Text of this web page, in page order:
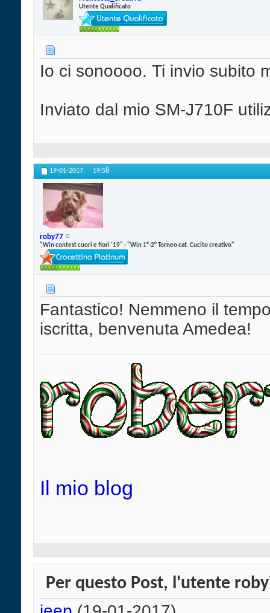
Utente Qualificato
Io ci sonoooo. Ti invio subito
Inviato dal mio SM-J710F
19-01-2017, 19:58
roby77
"Win contest cuori e fiori '19" - "Win 1°-2° Torneo cat. Cucito creativo"
Fantastico! Nemmeno il
iscritta, benvenuta Amedea!
Il mio blog
Per questo Post, l'utente